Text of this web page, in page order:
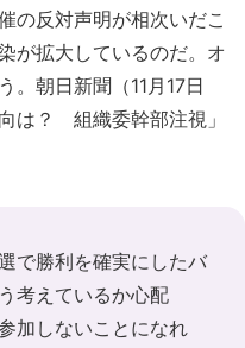
の反対声明が相次いだこ
が拡大しているのだ。オ
。朝日新聞（11月17日
は？ 組織委幹部注視」
で勝利を確実にしたバ
考えているか心配
加しないことになれ